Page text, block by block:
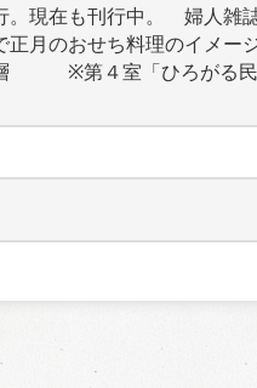
現在も刊行中。　婦人雑
月のおせち料理のイメー
　　※第４室「ひろがる